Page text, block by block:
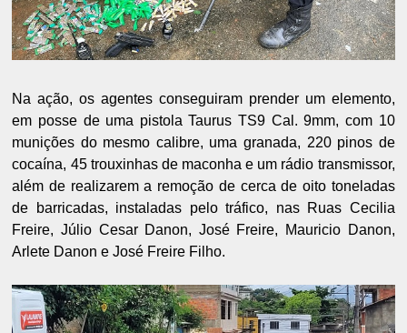
Na ação, os agentes conseguiram prender um elemento,
em posse de uma pistola Taurus TS9 Cal. 9mm, com 10
munições do mesmo calibre, uma granada, 220 pinos de
cocaína, 45 trouxinhas de maconha e um rádio transmissor,
além de realizarem a remoção de cerca de oito toneladas
de barricadas, instaladas pelo tráfico, nas Ruas Cecilia
Freire, Júlio Cesar Danon, José Freire, Mauricio Danon,
Arlete Danon e José Freire Filho.